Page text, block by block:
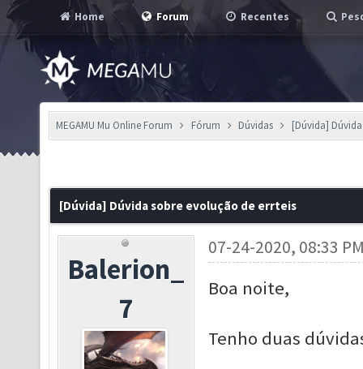
Home Forum Recentes
MEGAMU Mu Online Forum Fórum Dúvidas [Dúvida]
[Dúvida] Dúvida sobre evolução de errteis
Balerion_
7
07-24-2020, 08:33
Boa noite,
Tenho duas